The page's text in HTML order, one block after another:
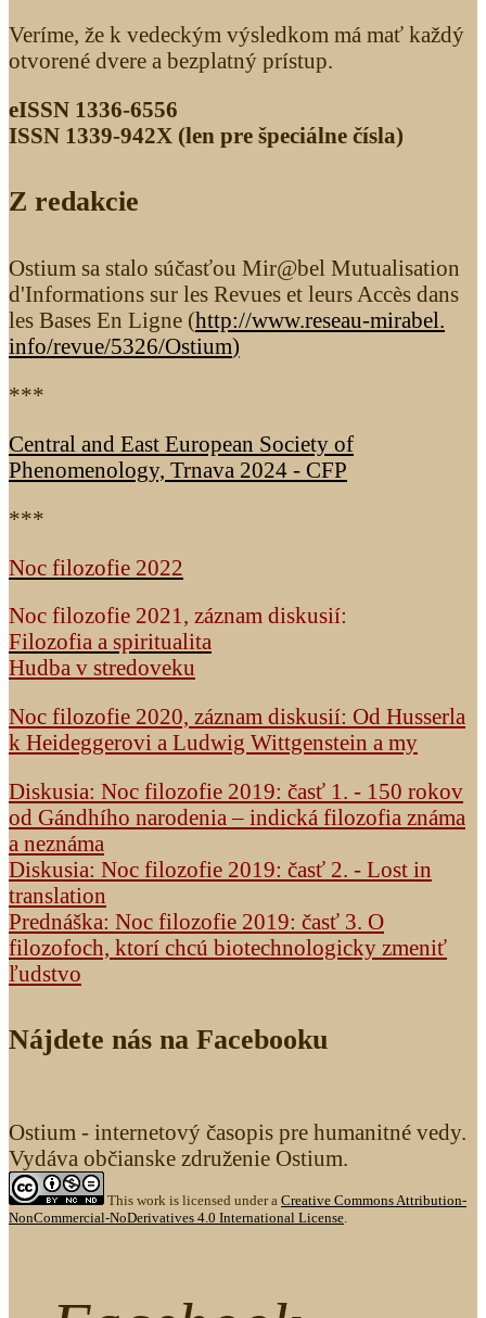
Veríme, že k vedeckým výsledkom má mať každý
otvorené dvere a bezplatný prístup.
eISSN 1336-6556
ISSN 1339­-942X (len pre špeciálne čísla)
Z redakcie
Ostium sa stalo súčasťou Mir@bel Mutualisation
d'Informations sur les Revues et leurs Accès dans
les Bases En Ligne (http://www.reseau-mirabel.
info/revue/5326/Ostium)
***
Central and East European Society of
Phenomenology, Trnava 2024 - CFP
***
Noc filozofie 2022
Noc filozofie 2021, záznam diskusií:
Filozofia a spiritualita
Hudba v stredoveku
Noc filozofie 2020, záznam diskusií: Od Husserla
k Heideggerovi a Ludwig Wittgenstein a my
Diskusia: Noc filozofie 2019: časť 1. - 150 rokov
od Gándhího narodenia – indická filozofia známa
a neznáma
Diskusia: Noc filozofie 2019: časť 2. - Lost in
translation
Prednáška: Noc filozofie 2019: časť 3. O
filozofoch, ktorí chcú biotechnologicky zmeniť
ľudstvo
Nájdete nás na Facebooku
Ostium - internetový časopis pre humanitné vedy.
Vydáva občianske združenie Ostium.
This work is licensed under a Creative Commons Attribution-
NonCommercial-NoDerivatives 4.0 International License.